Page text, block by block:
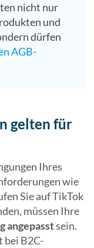
nicht nur
und
dürfen
AGB-
gelten für
Ihres
wie
Sie auf TikTok
müssen Ihre
angepasstsein.
bei B2C-